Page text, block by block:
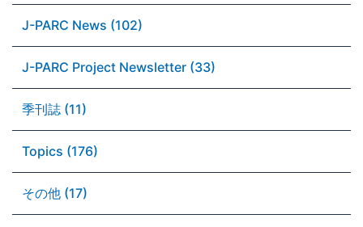
J-PARC News (102)
J-PARC Project Newsletter (33)
季刊誌 (11)
Topics (176)
その他 (17)